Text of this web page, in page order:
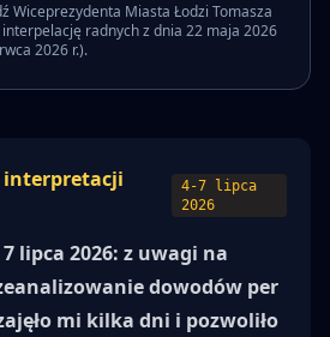
Wiceprezydenta Miasta Łodzi Tomasza
radnych z dnia 22 maja 2026
2026 r.).
4-7 lipca
2026
lipca 2026: z uwagi na
dowodów per
mi kilka dni i pozwoliło